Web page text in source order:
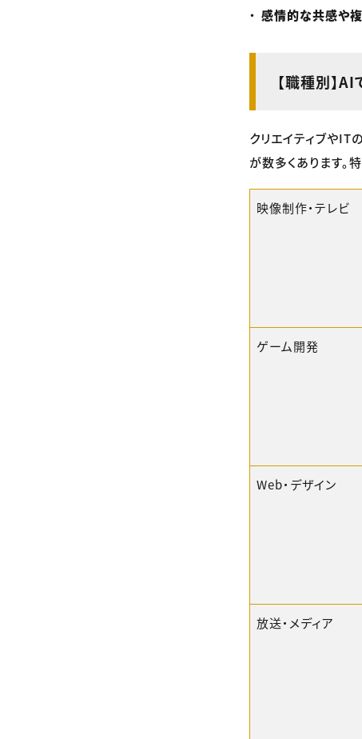
感情的な共感や
【職種別】
クリエイティブやIT
が数多くあります。
映像制作・テレビ
ゲーム開発
Web・デザイン
放送・メディア